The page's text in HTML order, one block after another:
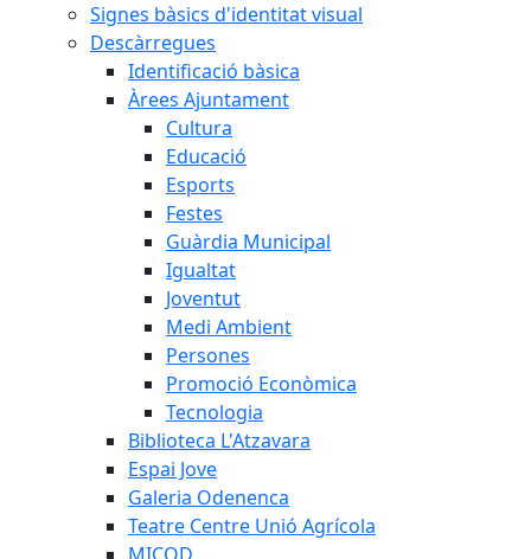
Signes bàsics d'identitat visual
Descàrregues
Identificació bàsica
Àrees Ajuntament
Cultura
Educació
Esports
Festes
Guàrdia Municipal
Igualtat
Joventut
Medi Ambient
Persones
Promoció Econòmica
Tecnologia
Biblioteca L'Atzavara
Espai Jove
Galeria Odenenca
Teatre Centre Unió Agrícola